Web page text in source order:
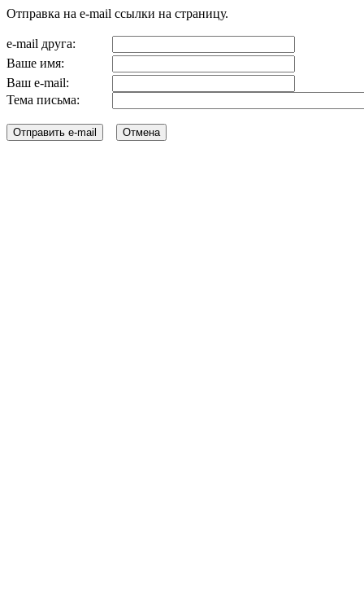
Отправка на e-mail ссылки на страницу.
e-mail друга:
Ваше имя:
Ваш e-mail:
Тема письма: